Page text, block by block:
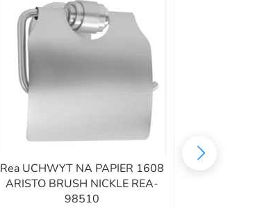
Rea UCHWYT NA PAPIER 1608
ARISTO BRUSH NICKLE REA-
98510